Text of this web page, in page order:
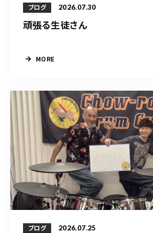
ブログ 2026.07.30
頑張る生徒さん
MORE
ブログ 2026.07.25